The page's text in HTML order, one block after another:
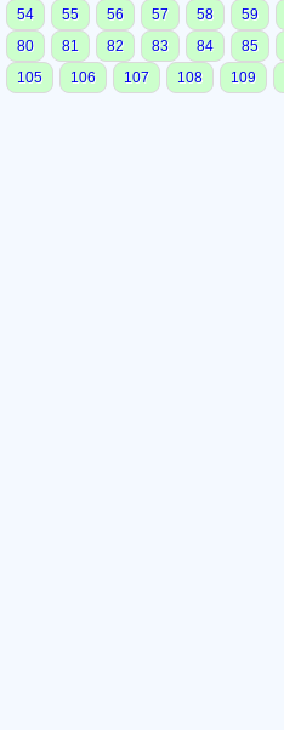
54
55 56 57 58 59
80
81 82 83 84 85
105
106 107 108 109